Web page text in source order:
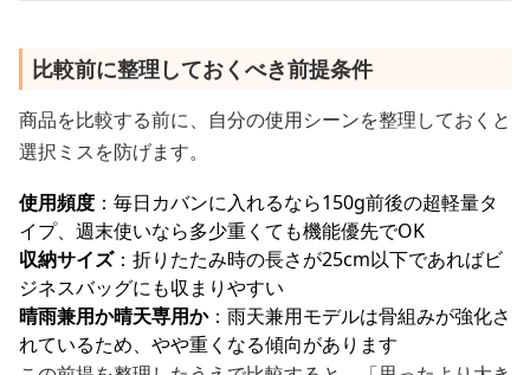
比較前に整理しておくべき前提条件
商品を比較する前に、自分の使用シーンを整理しておくと
選択ミスを防げます。
使用頻度 ：毎日カバンに入れるなら150g前後の超軽量タ
イプ、週末使いなら多少重くても機能優先でOK
収納サイズ：折りたたみ時の長さが25cm以下であればビ
ジネスバッグにも収まりやすい
晴雨兼用か晴天専用か：雨天兼用モデルは骨組みが強化さ
れているため、やや重くなる傾向があります